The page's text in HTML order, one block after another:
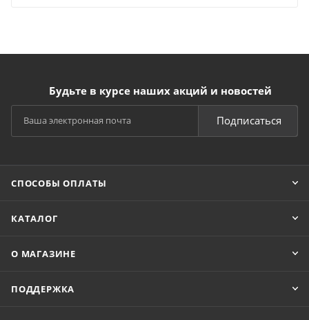
Будьте в курсе наших акций и новостей
Подписаться
СПОСОБЫ ОПЛАТЫ
КАТАЛОГ
О МАГАЗИНЕ
ПОДДЕРЖКА